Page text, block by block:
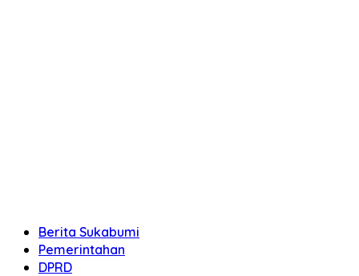
Berita Sukabumi
Pemerintahan
DPRD